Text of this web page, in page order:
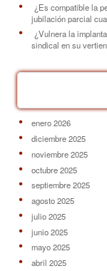
¿Es compatible la
jubilación parcial
¿Vulnera la
sindical en su
enero 2026
diciembre 2025
noviembre 2025
octubre 2025
septiembre 2025
agosto 2025
julio 2025
junio 2025
mayo 2025
abril 2025